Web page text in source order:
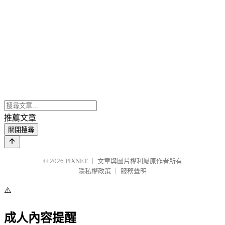
推薦文章
關閉搜尋
© 2026 PIXNET
文章與圖片權利屬原作者所有
隱私權政策
服務聲明
⚠️
成人內容提醒